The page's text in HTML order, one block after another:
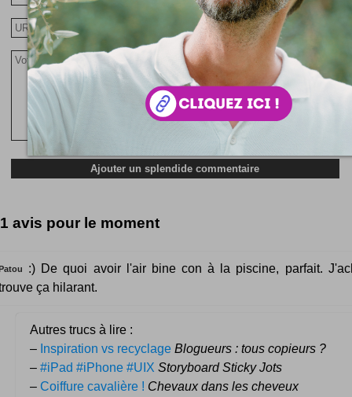
1 avis pour le moment
:) De quoi avoir l'air bine con à la piscine, parfait.
ça hilarant.
Autres trucs à lire :
– Inspiration vs recyclage Blogueurs : tous copieurs ?
– #iPad #iPhone #UIX Storyboard Sticky Jots
– Coiffure cavalière ! Chevaux dans les cheveux